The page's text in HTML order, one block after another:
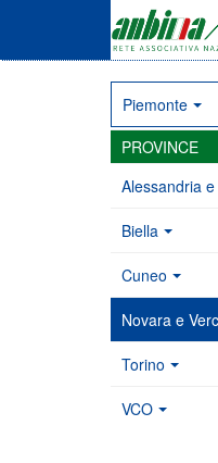
Piemonte
PROVINCE
Alessandria
Biella
Cuneo
Novara e
Torino
VCO